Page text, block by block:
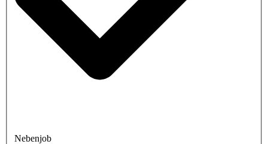
Nebenjob